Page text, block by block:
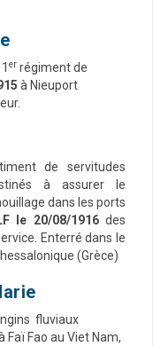
er régiment de
à Nieuport
de servitudes
à assurer le
dans les ports
le 20/08/1916des
Enterré dans le
(Grèce)
fluviaux
Faï Fao au Viet Nam,